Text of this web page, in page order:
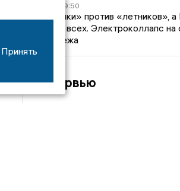
09:50
«Зимники» против «летников»,
против всех. Электроколлапс на
Воронежа
Интервью
Принять